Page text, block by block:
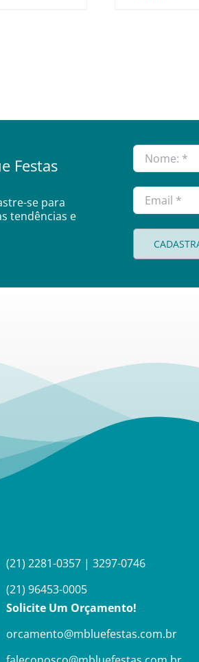
Festas
se para
tendências e
(21) 2281-0357 |3297-0746
(21) 96453-0005
Solicite Um Orçamento!
orcamento@mbluefestas.com.br